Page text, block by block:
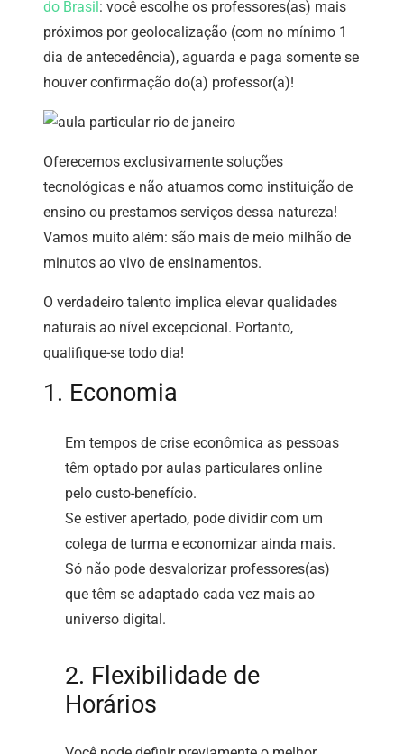
do Brasil : você escolhe os professores(as) mais
próximos por geolocalização (com no mínimo 1
dia de antecedência), aguarda e paga somente se
houver confirmação do(a) professor(a)!
Oferecemos exclusivamente soluções
tecnológicas e não atuamos como instituição de
ensino ou prestamos serviços dessa natureza!
Vamos muito além: são mais de meio milhão de
minutos ao vivo de ensinamentos.
O verdadeiro talento implica elevar qualidades
naturais ao nível excepcional. Portanto,
qualifique-se todo dia!
1. Economia
Em tempos de crise econômica as pessoas
têm optado por aulas particulares online
pelo custo-benefício.
Se estiver apertado, pode dividir com um
colega de turma e economizar ainda mais.
Só não pode desvalorizar professores(as)
que têm se adaptado cada vez mais ao
universo digital.
2. Flexibilidade de
Horários